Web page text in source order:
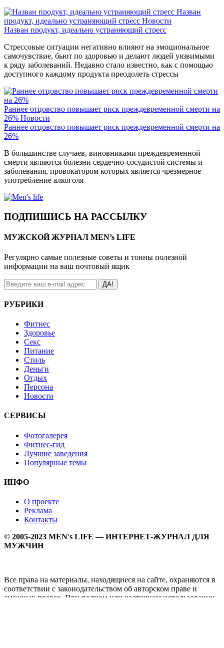
Назван
продукт, идеально устраняющий стресс Новости
Назван продукт, идеально устраняющий стресс
Стрессовые ситуации негативно влияют на эмоциональное
самочувствие, бьют по здоровью и делают людей уязвимыми
к ряду заболеваний. Недавно стало известно, как с помощью
доступного каждому продукта преодолеть стрессы
Раннее отцовство повышает риск преждевременной смерти на
26% Новости
Раннее отцовство повышает риск преждевременной смерти на
26%
В большинстве случаев, виновниками преждевременной
смерти являются болезни сердечно-сосудистой системы и
заболевания, провокатором которых является чрезмерное
употребление алкоголя
ПОДПИШИСЬ НА РАССЫЛКУ
МУЖСКОЙ ЖУРНАЛ MEN’s LIFE
Регулярно самые полезные советы и тонны полезной
информации на ваш почтовый ящик
ДА!
РУБРИКИ
Фитнес
Здоровье
Секс
Питание
Стиль
Деньги
Отдых
Персона
Новости
СЕРВИСЫ
Фотогалерея
Фитнес-гид
Лучшие заведения
Популярные темы
ИНФО
О проекте
Реклама
Контакты
© 2005-2023 MEN's LIFE — ИНТЕРНЕТ-ЖУРНАЛ ДЛЯ
МУЖЧИН
Все права на материалы, находящиеся на сайте, охраняются в
соответствии с законодательством об авторском праве и
смежных правах. При полном или частичном использовании